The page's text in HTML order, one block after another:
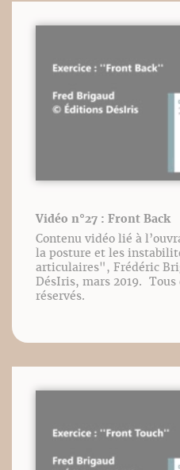
Vidéo n°27 : Front Back
Contenu vidéo lié à
la posture et les
articulaires", Frédéric
DésIris, mars 2019. Tous
réservés.